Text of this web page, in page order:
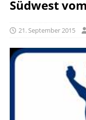
Südwest
21. September 2015